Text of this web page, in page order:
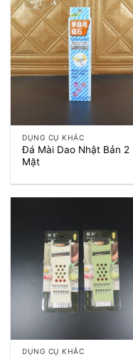
DỤNG CỤ KHÁC
Đá Mài Dao Nhật Bản 2
Mặt
DỤNG CỤ KHÁC